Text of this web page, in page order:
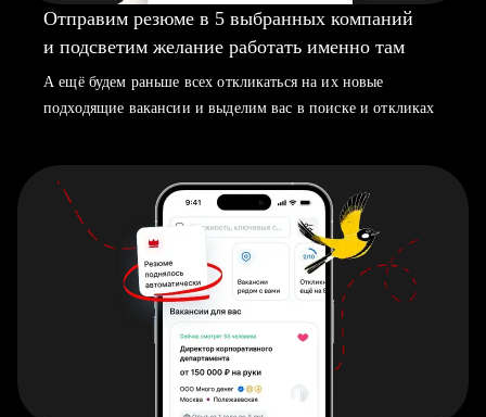
Отправим резюме в 5 выбранных компаний
и подсветим желание работать именно там
А ещё будем раньше всех откликаться на их новые
подходящие вакансии и выделим вас в поиске и откликах